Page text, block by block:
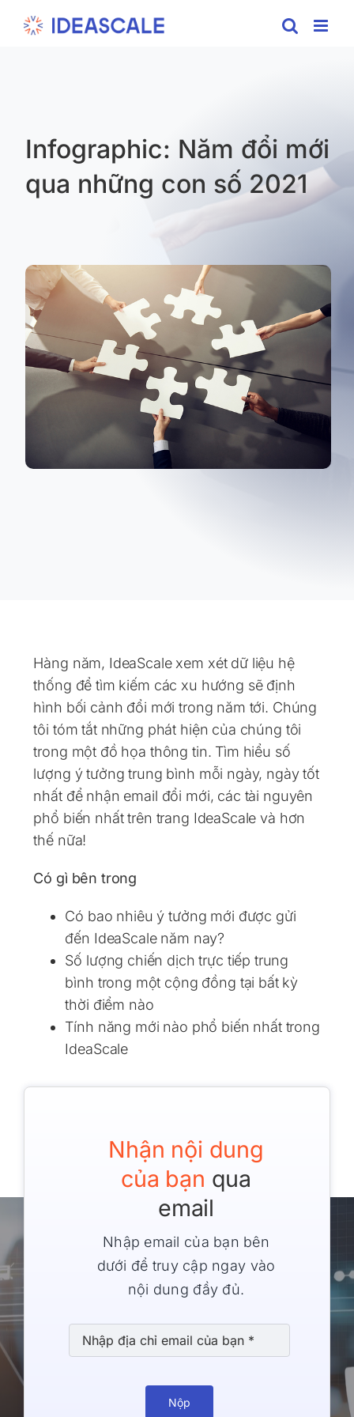
Infographic: Năm đổi mới
qua những con số 2021
​​Hàng năm, IdeaScale xem xét dữ liệu hệ
thống để tìm kiếm các xu hướng sẽ định
hình bối cảnh đổi mới trong năm tới. Chúng
tôi tóm tắt những phát hiện của chúng tôi
trong một đồ họa thông tin. Tìm hiểu số
lượng ý tưởng trung bình mỗi ngày, ngày tốt
nhất để nhận email đổi mới, các tài nguyên
phổ biến nhất trên trang IdeaScale và hơn
thế nữa!
Có gì bên trong
Có bao nhiêu ý tưởng mới được gửi
đến IdeaScale năm nay?
Số lượng chiến dịch trực tiếp trung
bình trong một cộng đồng tại bất kỳ
thời điểm nào
Tính năng mới nào phổ biến nhất trong
IdeaScale
Nhận nội dung
của bạn qua
email
Nhập email của bạn bên
dưới để truy cập ngay vào
nội dung đầy đủ.
Nộp